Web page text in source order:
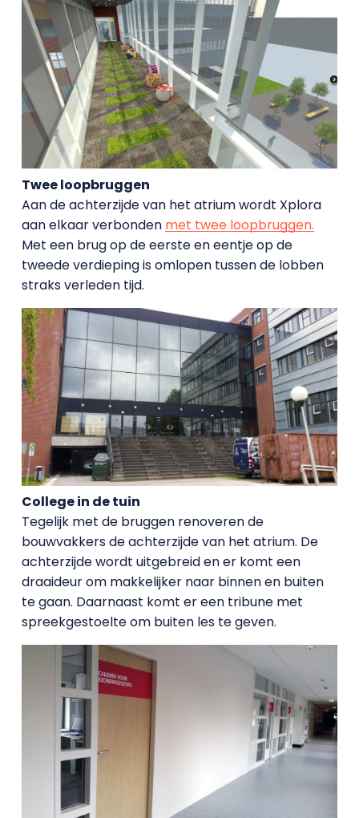
Twee loopbruggen
Aan de achterzijde van het atrium wordt Xplora
aan elkaar verbonden met twee loopbruggen.
Met een brug op de eerste en eentje op de
tweede verdieping is omlopen tussen de lobben
straks verleden tijd.
College in de tuin
Tegelijk met de bruggen renoveren de
bouwvakkers de achterzijde van het atrium. De
achterzijde wordt uitgebreid en er komt een
draaideur om makkelijker naar binnen en buiten
te gaan. Daarnaast komt er een tribune met
spreekgestoelte om buiten les te geven.